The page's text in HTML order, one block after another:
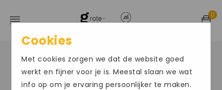
0
Home / Product Merk / Adidas /
Adidas
Cookies
Met cookies zorgen we dat de website goed
werkt en fijner voor je is. Meestal slaan we wat
info op om je ervaring persoonlijker te maken.